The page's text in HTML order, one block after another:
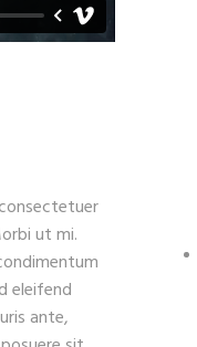
ut mi.
eleifend
ante,